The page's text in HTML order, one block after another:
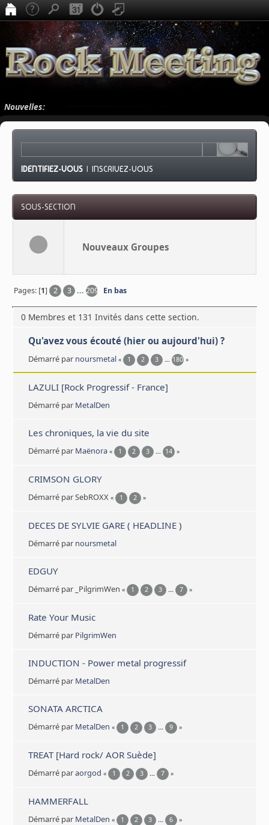
Nouvelles:
IDENTIFIEZ-VOUS |INSCRIVEZ-VOUS
SOUS-SECTION
Nouveaux Groupes
Pages: [1] 2 3 ...209 En bas
0 Membres et 131 Invités dans cette section.
Qu'avez vous écouté (hier ou aujourd'hui) ?
Démarré par noursmetal « 1 2 3 ... 180»
LAZULI [Rock Progressif - France]
Démarré par MetalDen
Les chroniques, la vie du site
Démarré par Maënora « 1 2 3 ... 14 »
CRIMSON GLORY
Démarré par SebROXX « 1 2 »
DECES DE SYLVIE GARE ( HEADLINE )
Démarré par noursmetal
EDGUY
Démarré par _PilgrimWen « 1 2 3 ... 7 »
Rate Your Music
Démarré par PilgrimWen
INDUCTION - Power metal progressif
Démarré par MetalDen
SONATA ARCTICA
Démarré par MetalDen « 1 2 3 ... 9 »
TREAT [Hard rock/ AOR Suède]
Démarré paraorgod « 1 2 3 ... 7 »
HAMMERFALL
Démarré par MetalDen « 1 2 3 ... 6 »